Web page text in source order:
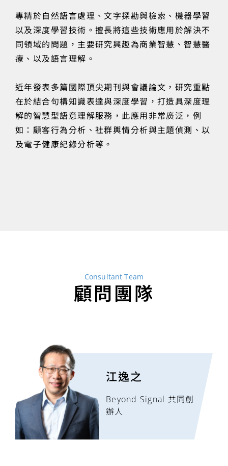
專精於自然語言處理、文字探勘與檢索、機器學習
以及深度學習技術。擅長將這些技術應用於解決不
同領域的問題，主要研究興趣為商業智慧、智慧醫
療、以及語言理解。
近年發表多篇國際頂尖期刊與會議論文，研究重點
在於結合句構知識表達與深度學習，打造具深度理
解的智慧型語意理解服務，此應用非常廣泛，例
如：顧客行為分析、社群輿情分析與主題偵測、以
及電子健康紀錄分析等。
Consultant Team
顧問團隊
江逸之
Beyond Signal 共同創
辦人